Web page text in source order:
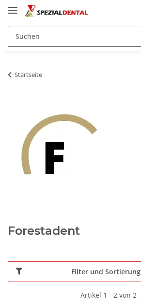
Startseite
Forestadent
Filter und Sortierung
Artikel 1 - 2 von 2